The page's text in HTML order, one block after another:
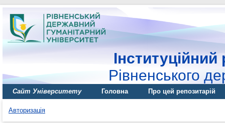
Інституційний
Рівненського
Сайт Університету Головна Про цей репозитарій
Авторизація